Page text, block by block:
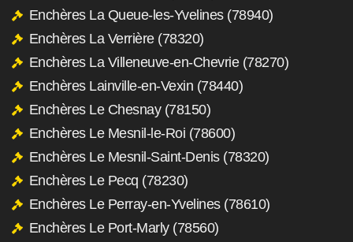
Enchères La Queue-les-Yvelines (78940)
Enchères La Verrière (78320)
Enchères La Villeneuve-en-Chevrie (78270)
Enchères Lainville-en-Vexin (78440)
Enchères Le Chesnay (78150)
Enchères Le Mesnil-le-Roi (78600)
Enchères Le Mesnil-Saint-Denis (78320)
Enchères Le Pecq (78230)
Enchères Le Perray-en-Yvelines (78610)
Enchères Le Port-Marly (78560)